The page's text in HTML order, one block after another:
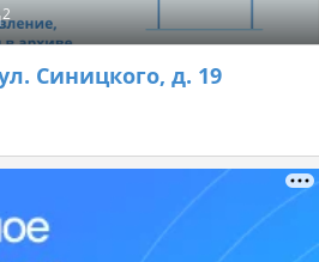
2
Синицкого, д. 19